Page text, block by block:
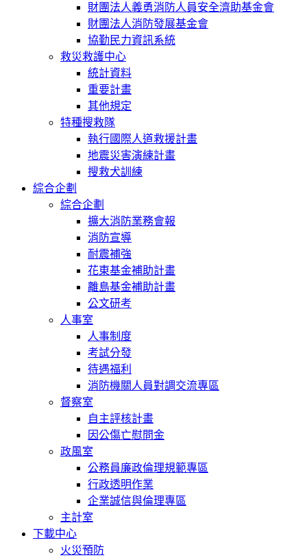
財團法人義勇消防人員安全濟助基金會
財團法人消防發展基金會
協勤民力資訊系統
救災救護中心
統計資料
重要計畫
其他規定
特種搜救隊
執行國際人道救援計畫
地震災害演練計畫
搜救犬訓練
綜合企劃
綜合企劃
擴大消防業務會報
消防宣導
耐震補強
花東基金補助計畫
離島基金補助計畫
公文研考
人事室
人事制度
考試分發
待遇福利
消防機關人員對調交流專區
督察室
自主評核計畫
因公傷亡慰問金
政風室
公務員廉政倫理規範專區
行政透明作業
企業誠信與倫理專區
主計室
下載中心
火災預防